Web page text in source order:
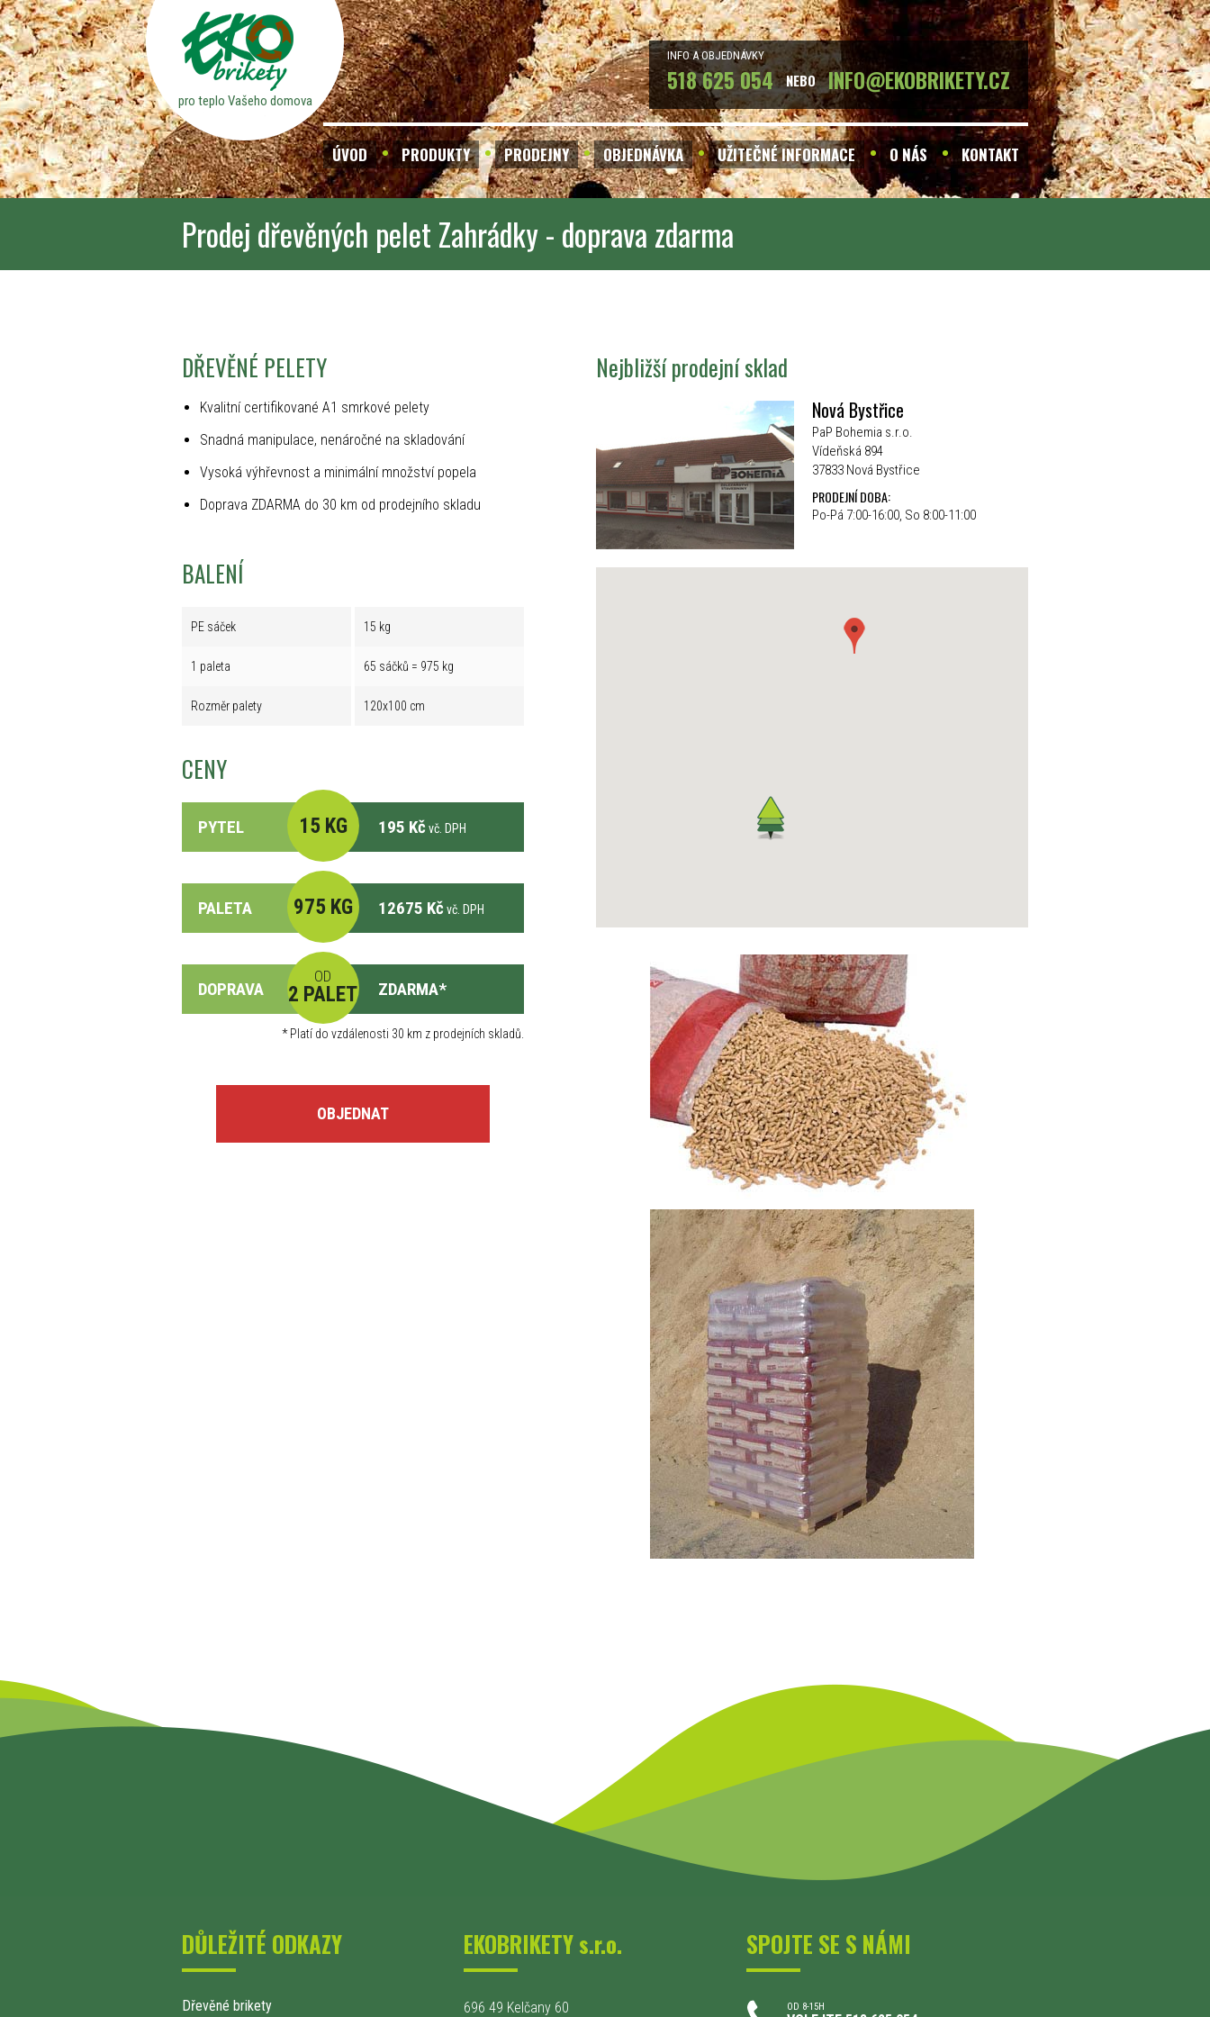
pro teplo Vašeho domova
INFO A OBJEDNÁVKY
518 625 054 NEBO INFO@EKOBRIKETY.CZ
ÚVOD PRODUKTY PRODEJNY OBJEDNÁVKA UŽITEČNÉ INFORMACE O NÁS KONTAKT
Prodej dřevěných pelet Zahrádky - doprava zdarma
DŘEVĚNÉ PELETY
Kvalitní certifikované A1 smrkové pelety
Snadná manipulace, nenáročné na skladování
Vysoká výhřevnost a minimální množství popela
Doprava ZDARMA do 30 km od prodejního skladu
BALENÍ
PE sáček 15 kg
1 paleta 65 sáčků = 975 kg
Rozměr palety 120x100 cm
CENY
PYTEL 15 KG 195 Kč vč. DPH
PALETA 975 KG 12675 Kč vč. DPH
DOPRAVA
OD
2 PALET ZDARMA*
*Platí do vzdálenosti 30 km z prodejních skladů.
OBJEDNAT
Nejbližší prodejní sklad
Nová Bystřice
PaP Bohemia s.r.o.
Vídeňská 894
37833 Nová Bystřice
PRODEJNÍ DOBA:
Po-Pá 7:00-16:00, So 8:00-11:00
DŮLEŽITÉ ODKAZY
Dřevěné brikety
EKOBRIKETY s.r.o.
696 49 Kelčany 60
SPOJTE SE S NÁMI
OD 8-15H